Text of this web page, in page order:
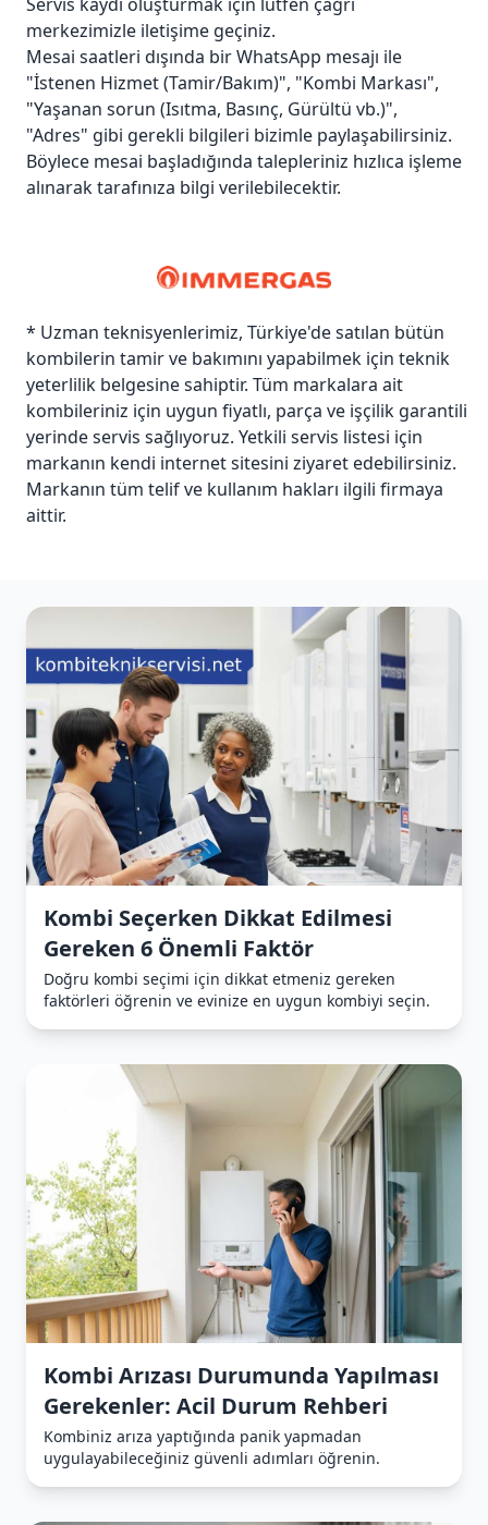
merkezimizle iletişime geçiniz.
Mesai saatleri dışında bir WhatsApp mesajı ile
"İstenen Hizmet (Tamir/Bakım)", "Kombi Markası",
"Yaşanan sorun (Isıtma, Basınç, Gürültü vb.)",
"Adres" gibi gerekli bilgileri bizimle paylaşabilirsiniz.
Böylece mesai başladığında talepleriniz hızlıca işleme
alınarak tarafınıza bilgi verilebilecektir.
* Uzman teknisyenlerimiz, Türkiye'de satılan bütün
kombilerin tamir ve bakımını yapabilmek için teknik
yeterlilik belgesine sahiptir. Tüm markalara ait
kombileriniz için uygun fiyatlı, parça ve işçilik garantili
yerinde servis sağlıyoruz. Yetkili servis listesi için
markanın kendi internet sitesini ziyaret edebilirsiniz.
Markanın tüm telif ve kullanım hakları ilgili firmaya
aittir.
Kombi Seçerken Dikkat Edilmesi
Gereken 6 Önemli Faktör
Doğru kombi seçimi için dikkat etmeniz gereken
faktörleri öğrenin ve evinize en uygun kombiyi seçin.
Kombi Arızası Durumunda Yapılması
Gerekenler: Acil Durum Rehberi
Kombiniz arıza yaptığında panik yapmadan
uygulayabileceğiniz güvenli adımları öğrenin.